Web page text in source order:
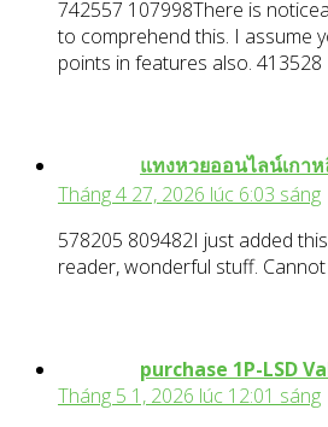
742557 107998There is
to comprehend this. I assume
points in features also. 413528
แทงหวยออนไลน์เกา
Tháng 4 27, 2026 lúc 6:03 sáng
578205 809482I just added
reader, wonderful stuff.
purchase 1P-LSD
Tháng 5 1, 2026 lúc 12:01 sáng